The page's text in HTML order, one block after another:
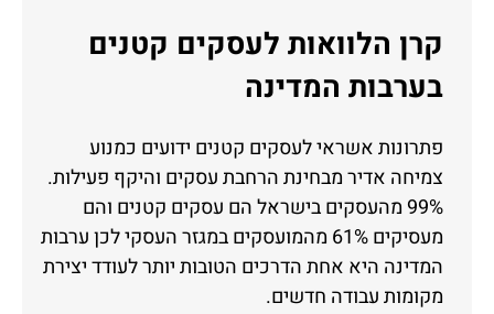
קרן הלוואות לעסקים קטנים
בערבות המדינה
פתרונות אשראי לעסקים קטנים ידועים כמנוע
צמיחה אדיר מבחינת הרחבת עסקים והיקף פעילות.
99% מהעסקים בישראל הם עסקים קטנים והם
מעסיקים 61% מהמועסקים במגזר העסקי לכן ערבות
המדינה היא אחת הדרכים הטובות יותר לעודד יצירת
מקומות עבודה חדשים.